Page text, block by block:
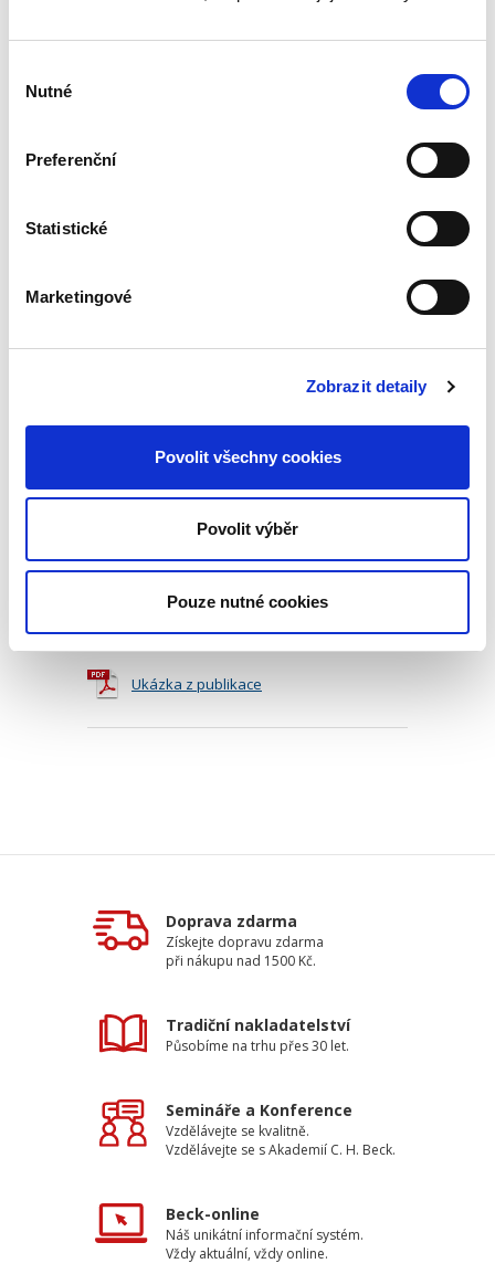
souhlasu
Nutné
Preferenční
Statistické
Marketingové
Zobrazit detaily
Povolit všechny cookies
Povolit výběr
Pouze nutné cookies
odborníkům v oblasti daní a daňového
financování podniků jak v současné praxi,
nákladů financování a iniciativ, současných i
těch připravovaných, jak tento odpočet
Objednací číslo:EPI199
978-80-7699-040-1
Datum vydání: 19. 01. 2026
Typ publikace:Monografie
Ukázka z publikace
Doprava zdarma
Získejte dopravu zdarma
při nákupu nad 1500 Kč.
Tradiční nakladatelství
Působíme na trhu přes 30 let.
Semináře a Konference
Vzdělávejte se kvalitně.
Vzdělávejte se s Akademií C. H. Beck.
Beck-online
Náš unikátní informační systém.
Vždy aktuální, vždy online.